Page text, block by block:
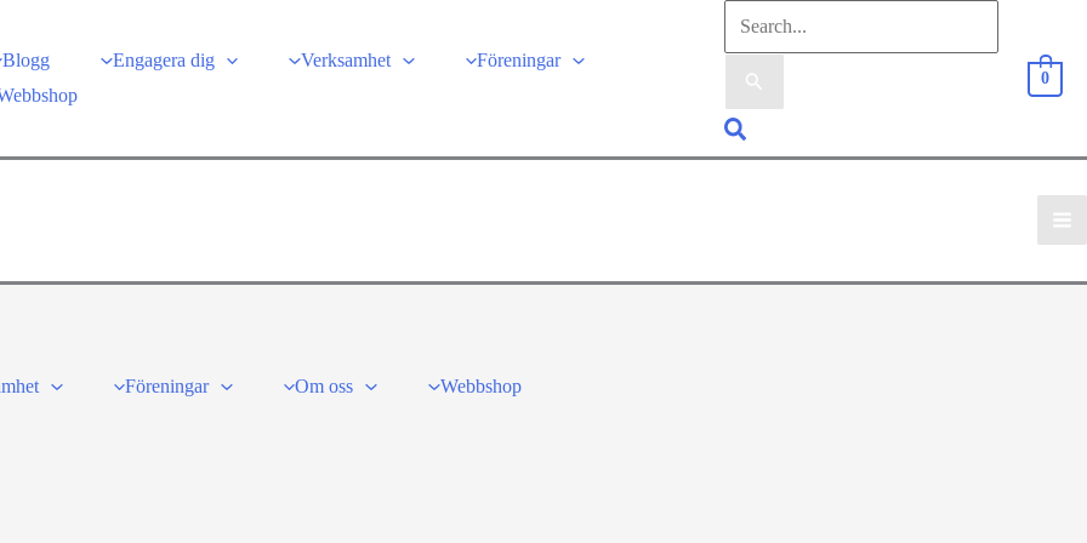
Blogg Engagera dig Verksamhet
Föreningar
Sök
efter:
Sök
0
Föreningar Om oss Webbshop